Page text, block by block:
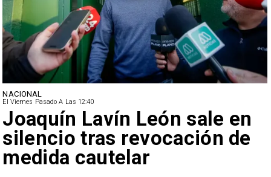
NACIONAL
El Viernes Pasado A Las 12:40
Joaquín Lavín León sale en
silencio tras revocación de
medida cautelar